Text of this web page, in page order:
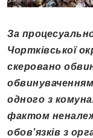
За
Чортківської
скеровано
одного з
фактом
обов’язків з